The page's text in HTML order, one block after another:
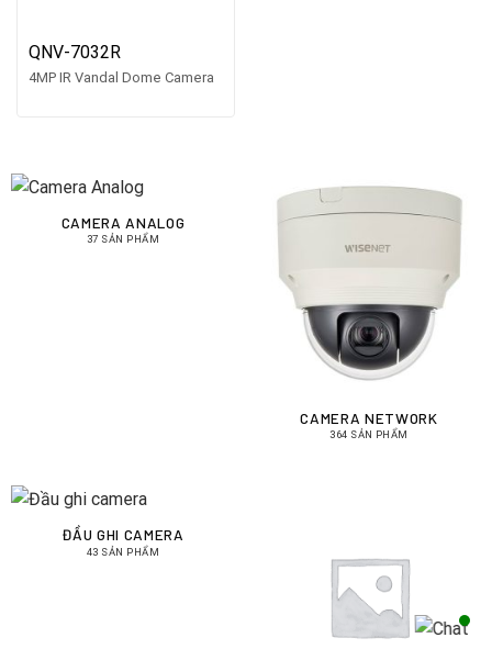
QNV-7032R
4MP IR Vandal Dome Camera
CAMERA ANALOG
37 SẢN PHẨM
CAMERA NETWORK
364 SẢN PHẨM
ĐẦU GHI CAMERA
43 SẢN PHẨM